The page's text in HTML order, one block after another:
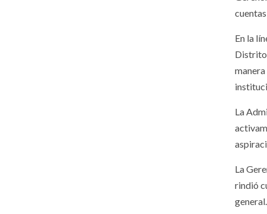
En la
Distrito
La
La
rindió
general.